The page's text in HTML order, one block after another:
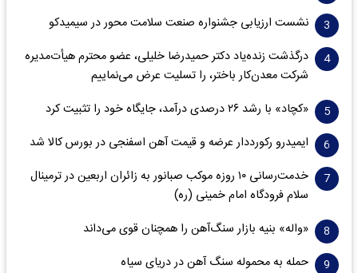
نشست ارزیابی جشنواره صنعت سلامت‌ محور در سیمیدکو
درگذشت زنده‌یاد دکتر حمیدرضا خلیلی، عضو محترم هیأت‌مدیره
شرکت معدن‌کار باختر، را تسلیت عرض می‌نماییم
«کچاد» با رشد ۲۶ درصدی درآمد، جایگاه خود را تثبیت کرد
ایمیدرو رکورددار عرضه و قیمت آهن اسفنجی در بورس کالا شد
خدمت‌رسانی ۱۰ روزه موکب صبانور به زائران اربعین در ترمینال
سلام فرودگاه امام خمینی (ره)
«واله» بنیه بازار سنگ‌آهن را همچنان قوی می‌داند
حمله به محموله سنگ آهن در دریای سیاه